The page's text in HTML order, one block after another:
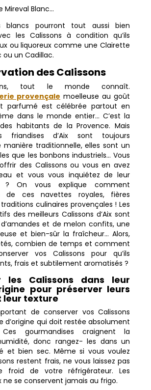
Mireval Blanc…
blancs pourront tout aussi bien
les Calissons à condition qu’ils
ou liquoreux comme une Clairette
ou un Cadillac.
des Calissons
tout le monde connaît.
provençale moelleuse au goût
parfumé est célébrée partout en
dans le monde entier… C’est la
habitants de la Provence. Mais
friandises d’Aix sont toujours
manière traditionnelle, elles sont un
que les bonbons industriels… Vous
des Calissons ou vous en avez
et vous vous inquiétez de leur
? On vous explique comment
de ces navettes royales, fières
culinaires provençales ! Les
des meilleurs Calissons d’Aix sont
et de melon confits, une
et bien-sûr la fraîcheur… Alors,
combien de temps et comment
vos Calissons pour qu’ils
frais et subtilement aromatisés ?
les Calissons dans leur
pour préserver leurs
leur texture
de conserver vos Calissons
d’origine qui doit restée absolument
Ces gourmandises craignent la
donc rangez- les dans un
et bien sec. Même si vous voulez
restent frais, ne vous laissez pas
froid de votre réfrigérateur. Les
ne se conservent jamais au frigo.